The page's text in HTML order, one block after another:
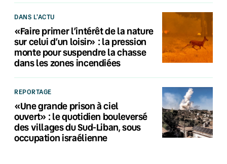
DANS L'ACTU
«Faire primer l’intérêt de la nature
sur celui d’un loisir» : la pression
monte pour suspendre la chasse
dans les zones incendiées
REPORTAGE
«Une grande prison à ciel
ouvert» : le quotidien bouleversé
des villages du Sud-Liban, sous
occupation israélienne